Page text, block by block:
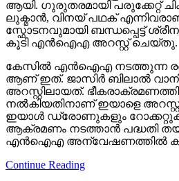
ആയി. ഗുരുതരമായി പരുക്കേറ്റ്
ലുക്മാൻ, വിനയ് പഥക്
സ്ഫോടനവുമായി ബന്ധപ്പെട്ട്
കൂടി എൻഐഎ അറസ്റ്റ് ചെയ്തു.
കേസിൽ എൻഐഎ നടത്തുന്ന
ആണ് ഇത്. ജാസിർ ബിലാൽ
അറസ്റ്റിലായത്.
നൽകിയതിനാണ് ഇയാളെ അറസ്റ്റ്
ഇയാൾ ഡ്രോണുകളും
ആക്രമണം നടത്താൻ പദ്ധതി
എൻഐഎ അന്വേഷണത്തിൽ
Continue Reading